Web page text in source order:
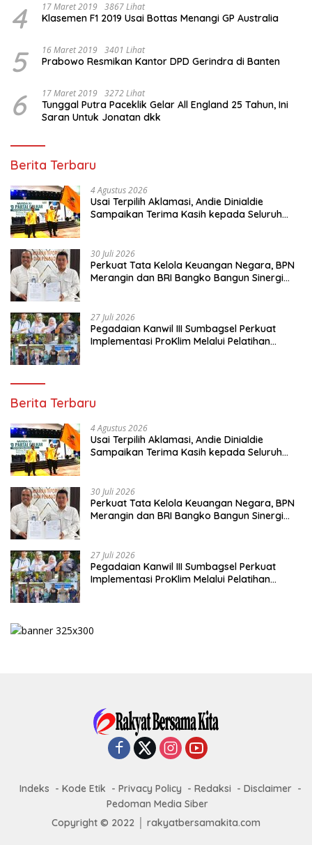
4 17 Maret 2019 3867 Lihat
Klasemen F1 2019 Usai Bottas Menangi GP Australia
5 16 Maret 2019 3401 Lihat
Prabowo Resmikan Kantor DPD Gerindra di Banten
6 17 Maret 2019 3272 Lihat
Tunggal Putra Paceklik Gelar All England 25 Tahun, Ini
Saran Untuk Jonatan dkk
Berita Terbaru
4 Agustus 2026
Usai Terpilih Aklamasi, Andie Dinialdie
Sampaikan Terima Kasih kepada Seluruh
30 Juli 2026
Perkuat Tata Kelola Keuangan Negara, BPN
Merangin dan BRI Bangko Bangun Sinergi
27 Juli 2026
Pegadaian Kanwil III Sumbagsel Perkuat
Implementasi ProKlim Melalui Pelatihan
Berita Terbaru
4 Agustus 2026
Usai Terpilih Aklamasi, Andie Dinialdie
Sampaikan Terima Kasih kepada Seluruh
30 Juli 2026
Perkuat Tata Kelola Keuangan Negara, BPN
Merangin dan BRI Bangko Bangun Sinergi
27 Juli 2026
Pegadaian Kanwil III Sumbagsel Perkuat
Implementasi ProKlim Melalui Pelatihan
Indeks Kode Etik Privacy Policy Redaksi
Disclaimer
Pedoman Media Siber
Copyright © 2022 │ rakyatbersamakita.com